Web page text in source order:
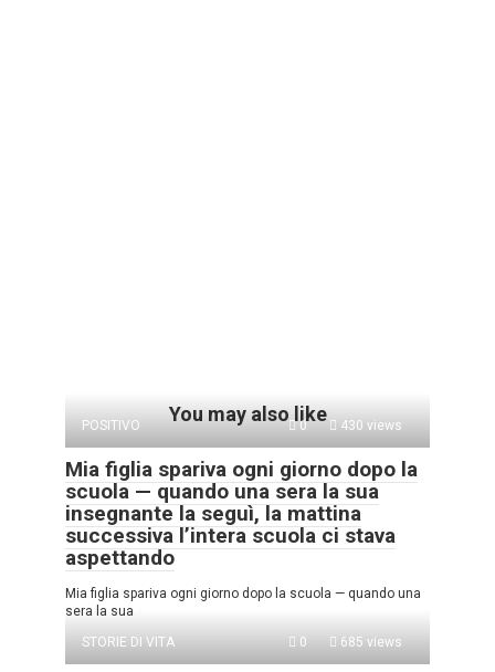
You may also like
POSITIVO 0 430 views
Mia figlia spariva ogni giorno dopo la
scuola — quando una sera la sua
insegnante la seguì, la mattina
successiva l’intera scuola ci stava
aspettando
Mia figlia spariva ogni giorno dopo la scuola — quando una
sera la sua
STORIE DI VITA
0 685 views